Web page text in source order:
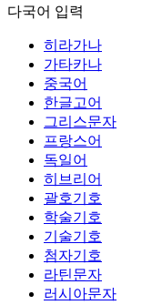
다국어 입력
히라가나
가타카나
중국어
한글고어
그리스문자
프랑스어
독일어
히브리어
괄호기호
학술기호
기술기호
첨자기호
라틴문자
러시아문자